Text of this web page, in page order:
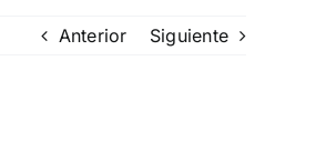
Anterior Siguiente